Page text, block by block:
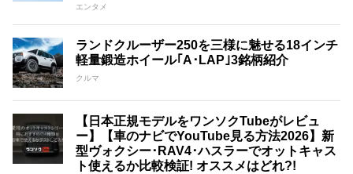
エンタメ
ランドクルーザー250を三様に魅せる18インチ
軽量鍛造ホイール｢A･LAP｣3銘柄紹介
クルマ
【日本正規モデルをワンソクTubeがレビュ
ー】【車のナビでYouTube見る方法2026】新
型ヴォクシー･RAV4･ハスラーでオットキャス
ト使えるか比較検証! オススメはどれ?!